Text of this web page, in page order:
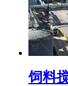
饲料